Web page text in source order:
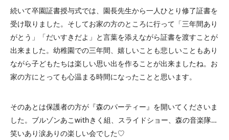
続いて卒園証書授与式では、園長先生から一人ひとり修了証書を
受け取りました。そしてお家の方のところに行って「三年間あり
がとう」「だいすきだよ」と言葉を添えながら証書を渡すことが
出来ました。幼稚園での三年間、嬉しいことも悲しいこともあり
ながら子どもたちは楽しい思い出を作ることが出来ましたね。お
家の方にとっても心温まる時間になったことと思います。
そのあとは保護者の方が『森のパーティー』を開いてくださいま
した。ブルゾンあこwithきく組、スライドショー、森の音楽隊…
笑いあり涙ありの楽しい会でした♡